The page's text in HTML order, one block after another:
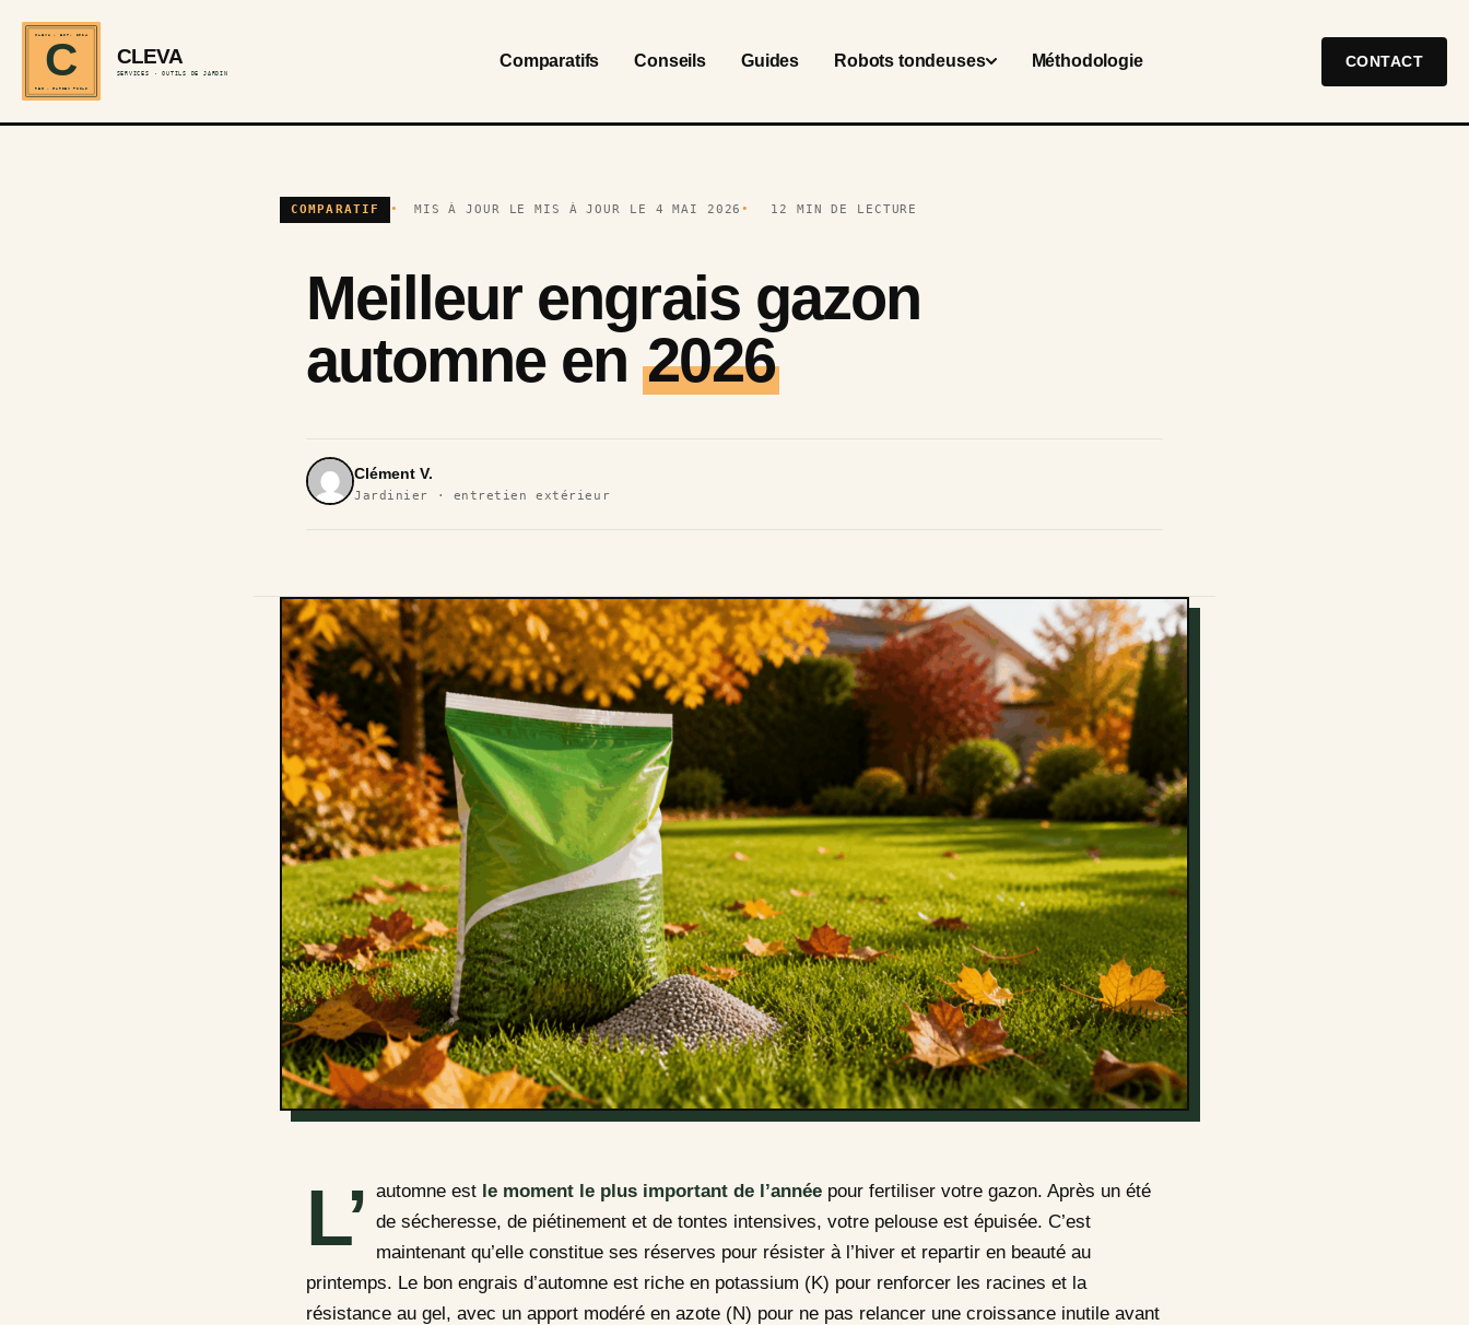
C
CLEVA · EST. 2024
REF · GARDEN TOOLS
CLEVA
SERVICES · OUTILS DE JARDIN
Comparatifs Conseils Guides Robots tondeuses Méthodologie CONTACT
COMPARATIF MIS À JOUR LE MIS À JOUR LE 4 MAI 2026 12 MIN DE LECTURE
Meilleur engrais gazon
automne en2026
Clément V.
Jardinier · entretien extérieur
L’ automne est le moment le plus important de l’année pour fertiliser votre gazon. Après un été
de sécheresse, de piétinement et de tontes intensives, votre pelouse est épuisée. C’est
maintenant qu’elle constitue ses réserves pour résister à l’hiver et repartir en beauté au
printemps. Le bon engrais d’automne est riche en potassium (K) pour renforcer les racines et la
résistance au gel, avec un apport modéré en azote (N) pour ne pas relancer une croissance inutile avant